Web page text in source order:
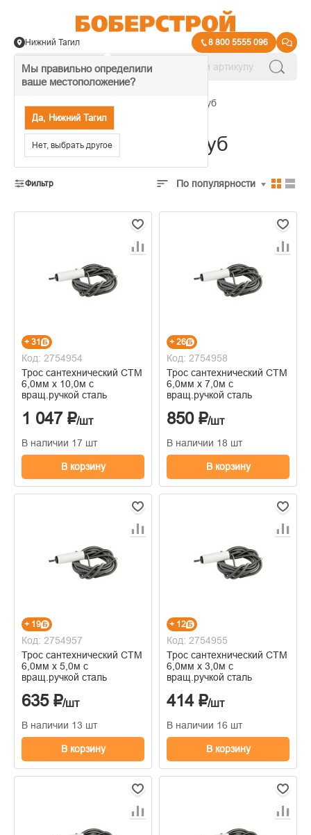
Мы правильно определили
ваше местоположение?
Да, Нижний Тагил
Нет, выбрать другое
Нижний Тагил 8 800 5555 096
Инструмент и аксессуары для труб
Инструменты для труб
Фильтр По популярности
+ 31
Код: 2754954
Трос сантехнический CTM
6,0мм х 10,0м с
вращ.ручкой сталь
1 047 ₽/шт
В наличии 17 шт
В корзину
+ 26
Код: 2754958
Трос сантехнический CTM
6,0мм х 7,0м с
вращ.ручкой сталь
850 ₽/шт
В наличии 18 шт
В корзину
+ 19
Код: 2754957
Трос сантехнический CTM
6,0мм х 5,0м с
вращ.ручкой сталь
635 ₽/шт
В наличии 13 шт
В корзину
+ 12
Код: 2754955
Трос сантехнический CTM
6,0мм х 3,0м с
вращ.ручкой сталь
414 ₽/шт
В наличии 16 шт
В корзину